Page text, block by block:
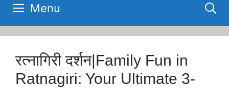
Menu
रत्नागिरी दर्शन|Family Fun in
Ratnagiri: Your Ultimate 3-